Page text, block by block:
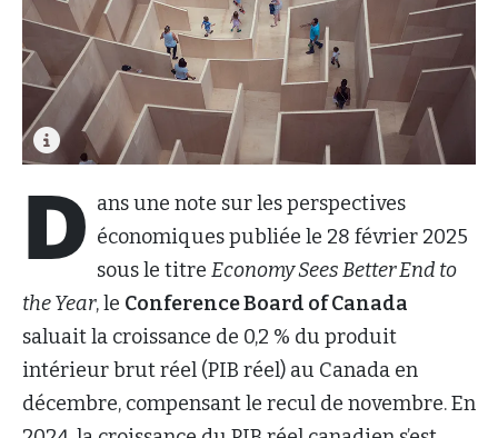
D ans une note sur les perspectives
économiques publiée le 28 février 2025
sous le titre Economy Sees Better End to
the Year, le Conference Board of Canada
saluait la croissance de 0,2 % du produit
intérieur brut réel (PIB réel) au Canada en
décembre, compensant le recul de novembre. En